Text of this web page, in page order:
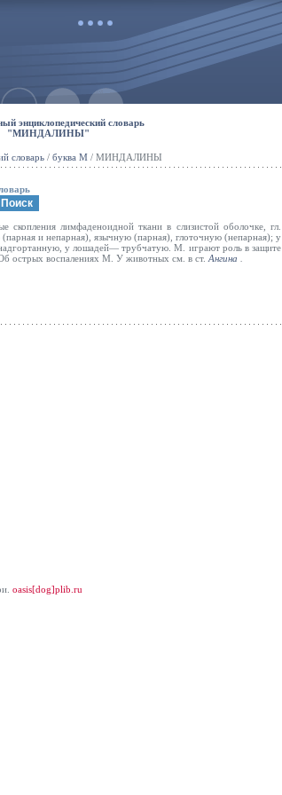
энциклопедический словарь
"МИНДАЛИНЫ"
словарь / буква М / МИНДАЛИНЫ
скопления лимфаденоидной ткани в слизистой оболочке, гл.
(парная и непарная), язычную (парная), глоточную (непарная); у
у лошадей— трубчатую. М. играют роль в защите
острых воспалениях М. У животных см. в ст. Ангина
oasis[dog]plib.ru